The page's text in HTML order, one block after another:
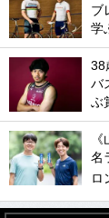
ブ
学
38
バ
ぶ
名
ロ